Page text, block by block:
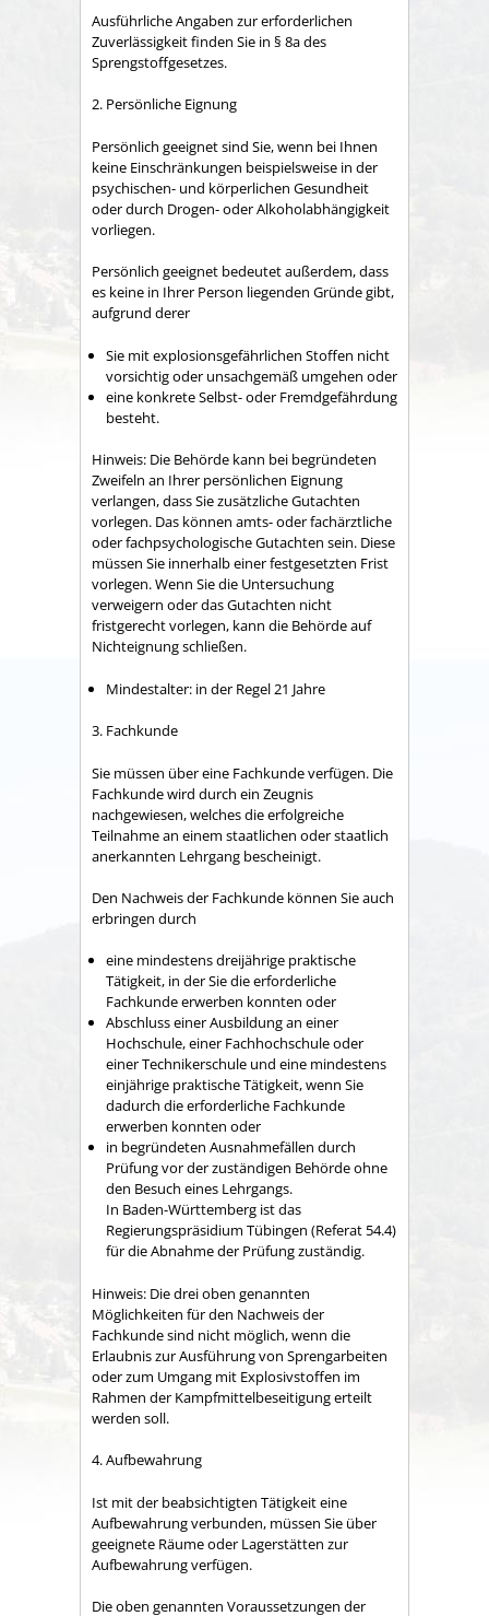
Ausführliche Angaben zur erforderlichen
Zuverlässigkeit finden Sie in § 8a des
Sprengstoffgesetzes.
2. Persönliche Eignung
Persönlich geeignet sind Sie, wenn bei Ihnen
keine Einschränkungen beispielsweise in der
psychischen- und körperlichen Gesundheit
oder durch Drogen- oder Alkoholabhängigkeit
vorliegen.
Persönlich geeignet bedeutet außerdem, dass
es keine in Ihrer Person liegenden Gründe gibt,
aufgrund derer
Sie mit explosionsgefährlichen Stoffen nicht
vorsichtig oder unsachgemäß umgehen oder
eine konkrete Selbst- oder Fremdgefährdung
besteht.
Hinweis: Die Behörde kann bei begründeten
Zweifeln an Ihrer persönlichen Eignung
verlangen, dass Sie zusätzliche Gutachten
vorlegen. Das können amts- oder fachärztliche
oder fachpsychologische Gutachten sein. Diese
müssen Sie innerhalb einer festgesetzten Frist
vorlegen. Wenn Sie die Untersuchung
verweigern oder das Gutachten nicht
fristgerecht vorlegen, kann die Behörde auf
Nichteignung schließen.
Mindestalter: in der Regel 21 Jahre
3. Fachkunde
Sie müssen über eine Fachkunde verfügen. Die
Fachkunde wird durch ein Zeugnis
nachgewiesen, welches die erfolgreiche
Teilnahme an einem staatlichen oder staatlich
anerkannten Lehrgang bescheinigt.
Den Nachweis der Fachkunde können Sie auch
erbringen durch
eine mindestens dreijährige praktische
Tätigkeit, in der Sie die erforderliche
Fachkunde erwerben konnten oder
Abschluss einer Ausbildung an einer
Hochschule, einer Fachhochschule oder
einer Technikerschule und eine mindestens
einjährige praktische Tätigkeit, wenn Sie
dadurch die erforderliche Fachkunde
erwerben konnten oder
in begründeten Ausnahmefällen durch
Prüfung vor der zuständigen Behörde ohne
den Besuch eines Lehrgangs.
In Baden-Württemberg ist das
Regierungspräsidium Tübingen (Referat 54.4)
für die Abnahme der Prüfung zuständig.
Hinweis: Die drei oben genannten
Möglichkeiten für den Nachweis der
Fachkunde sind nicht möglich, wenn die
Erlaubnis zur Ausführung von Sprengarbeiten
oder zum Umgang mit Explosivstoffen im
Rahmen der Kampfmittelbeseitigung erteilt
werden soll.
4. Aufbewahrung
Ist mit der beabsichtigten Tätigkeit eine
Aufbewahrung verbunden, müssen Sie über
geeignete Räume oder Lagerstätten zur
Aufbewahrung verfügen.
Die oben genannten Voraussetzungen der